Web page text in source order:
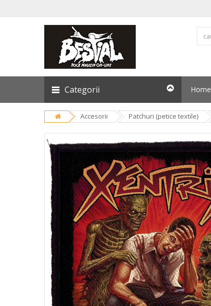
Categorii Home
Accesorii Patchuri (petice textile)